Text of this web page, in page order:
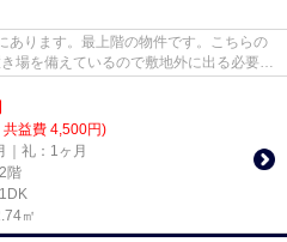
あります。最上階の物件です。こちらの
場を備えているので敷地外に出る必要が
共益費 4,500円)
｜礼：1ヶ月
階
㎡